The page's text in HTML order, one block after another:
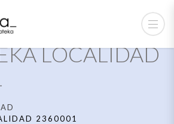
LOCALIDAD
2360001